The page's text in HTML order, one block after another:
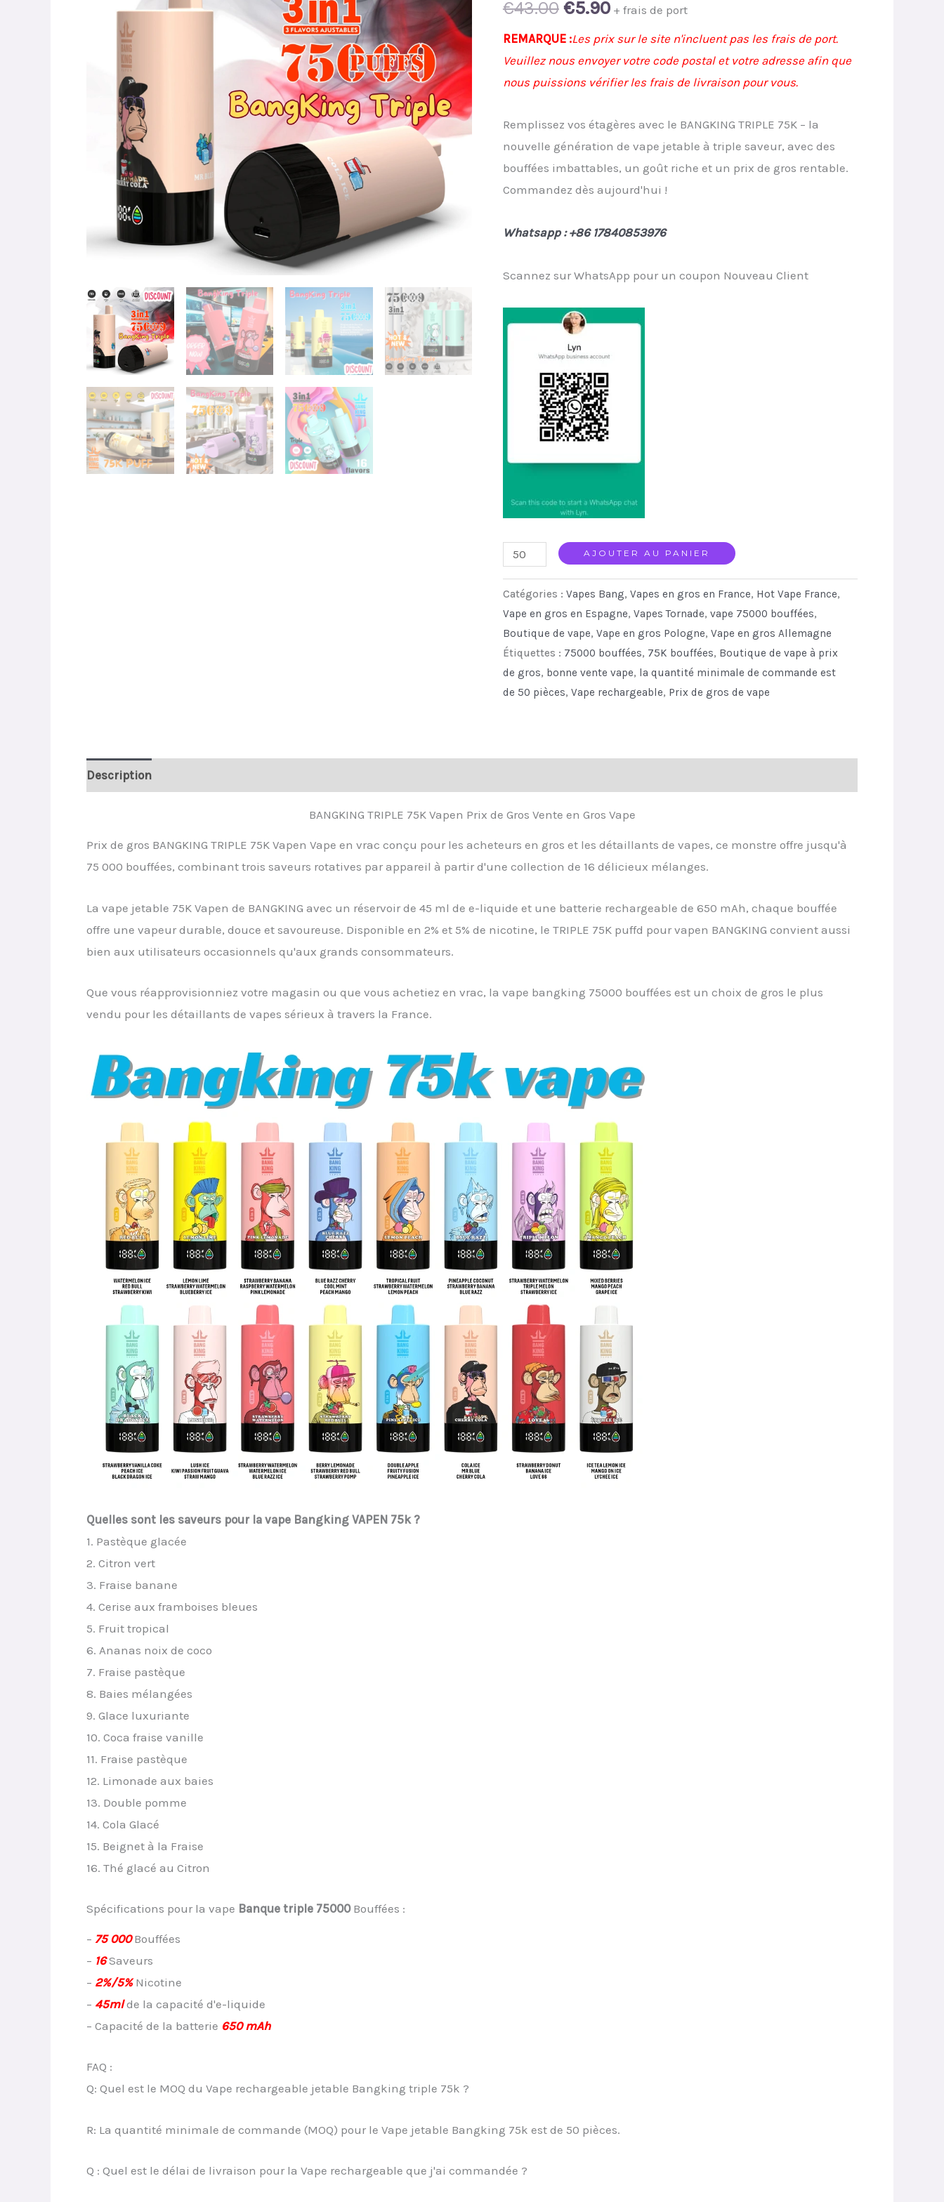
€43.00 Original
price
was:
€5.90Current
price
is:
+ frais de port
REMARQUE :Les prix sur le site n'incluent pas les frais de port.
Veuillez nous envoyer votre code postal et votre adresse afin que
nous puissions vérifier les frais de livraison pour vous.
Remplissez vos étagères avec le BANGKING TRIPLE 75K – la
nouvelle génération de vape jetable à triple saveur, avec des
bouffées imbattables, un goût riche et un prix de gros rentable.
Commandez dès aujourd'hui !
Whatsapp : +86 17840853976
Scannez sur WhatsApp pour un coupon Nouveau Client
BANGKING
75K
Vapen
Wholesale
Price
Bulk
AJOUTER AU PANIER
Catégories : Vapes Bang, Vapes en gros en France, Hot Vape France,
Vape en gros en Espagne, Vapes Tornade, vape 75000 bouffées,
Boutique de vape, Vape en gros Pologne, Vape en gros Allemagne
Étiquettes : 75000 bouffées, 75K bouffées, Boutique de vape à prix
de gros, bonne vente vape, la quantité minimale de commande est
de 50 pièces, Vape rechargeable, Prix de gros de vape
Description
BANGKING TRIPLE 75K Vapen Prix de Gros Vente en Gros Vape
Prix de gros BANGKING TRIPLE 75K Vapen Vape en vrac conçu pour les acheteurs en gros et les détaillants de vapes, ce monstre offre jusqu'à
75 000 bouffées, combinant trois saveurs rotatives par appareil à partir d'une collection de 16 délicieux mélanges.
La vape jetable 75K Vapen de BANGKING avec un réservoir de 45 ml de e-liquide et une batterie rechargeable de 650 mAh, chaque bouffée
offre une vapeur durable, douce et savoureuse. Disponible en 2% et 5% de nicotine, le TRIPLE 75K puffd pour vapen BANGKING convient aussi
bien aux utilisateurs occasionnels qu'aux grands consommateurs.
Que vous réapprovisionniez votre magasin ou que vous achetiez en vrac, la vape bangking 75000 bouffées est un choix de gros le plus
vendu pour les détaillants de vapes sérieux à travers la France.
Quelles sont les saveurs pour la vape Bangking VAPEN 75k ?
1. Pastèque glacée
2. Citron vert
3. Fraise banane
4. Cerise aux framboises bleues
5. Fruit tropical
6. Ananas noix de coco
7. Fraise pastèque
8. Baies mélangées
9. Glace luxuriante
10. Coca fraise vanille
11. Fraise pastèque
12. Limonade aux baies
13. Double pomme
14. Cola Glacé
15. Beignet à la Fraise
16. Thé glacé au Citron
Spécifications pour la vape Banque triple 75000 Bouffées :
– 75 000Bouffées
– 16 Saveurs
– 2%/5% Nicotine
– 45mlde la capacité d'e-liquide
– Capacité de la batterie 650 mAh
FAQ :
Q: Quel est le MOQ du Vape rechargeable jetable Bangking triple 75k ?
R: La quantité minimale de commande (MOQ) pour le Vape jetable Bangking 75k est de 50 pièces.
Q : Quel est le délai de livraison pour la Vape rechargeable que j'ai commandée ?